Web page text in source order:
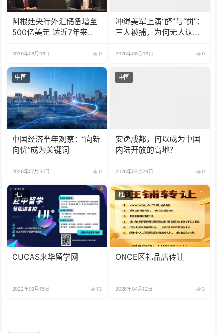
阿根廷央行外汇储备增至
500亿美元 达近7年来最
2026年08月06日 0
冲绳美军上演“醉”与“罚”：
三人被捕，为何无人认
2026年08月03日 0
中国
中国经济半年观察：“向新
向优”成为关键词
2026年07月30日 0
中国
安逸成都，何以成为中国
内陆开放的高地？
2026年07月29日 0
推广
CUCAS来华留学网
2022年09月15日 13
推广
ONCE区礼品店转让
2026年04月12日 3